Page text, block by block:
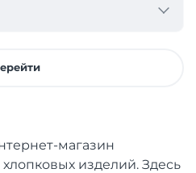
магазин
изделий. Здесь